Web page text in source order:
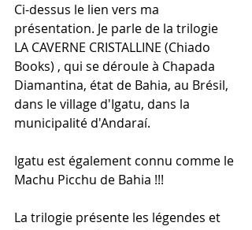
Ci-dessus le lien vers ma
présentation. Je parle de la trilogie
LA CAVERNE CRISTALLINE (Chiado
Books) , qui se déroule à Chapada
Diamantina, état de Bahia, au Brésil,
dans le village d'Igatu, dans la
municipalité d'Andaraí.
Igatu est également connu comme le
Machu Picchu de Bahia !!!
La trilogie présente les légendes et